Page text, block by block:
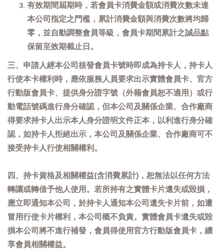
有效期間屆期時，若會員卡消費金額或消費次數未達
本公司指定之門檻，累計消費金額與消費次數將均歸
零，並自動調整會員等級，會員卡期間累計之誠品點
保留至效期截止日。
三、申請人經本公司核發會員卡號時即成為持卡人，持卡人
行使本卡權利時，應依服務人員要求出示實體會員卡、官方
行動版會員卡、提供身分證字號（外籍會員恕不適用）或行
動電話號碼進行身分確認，但本公司及關係企業、合作廠商
得要求持卡人出示本人身分證明文件正本，以利進行身分確
認，如持卡人拒絕出示，本公司及關係企業、合作廠商可不
接受持卡人行使相關權利。
四、持卡資格及相關權益(含消費累計)，恕無法以任何方法
轉讓或轉借予他人使用。若所持有之實體卡片遺失或毀損，
應立即通知本公司，於持卡人通知本公司遺失卡片前，如遭
冒用行使卡片權利，本公司概不負責。實體會員卡遺失或毀
損本公司將不進行補發，會員得使用官方行動版會員卡，續
享會員相關權益。